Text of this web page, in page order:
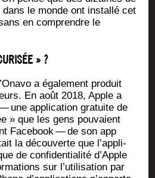
dans le monde ont ins­tal­lé cet
en com­prendre le
» ?
a éga­le­ment pro­duit
En août 2018, Apple a
une appli­ca­tion gra­tuite de
» que les gens pou­vaient
Face­book — de son app
la décou­verte que l’ap­pli­
de confi­den­tia­li­té d’Apple
sur l’u­ti­li­sa­tion par